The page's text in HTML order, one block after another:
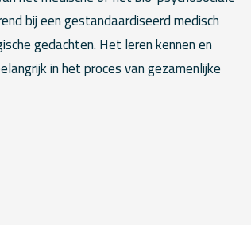
bij een gestandaardiseerd medisch
gedachten. Het leren kennen en
in het proces van gezamenlijke